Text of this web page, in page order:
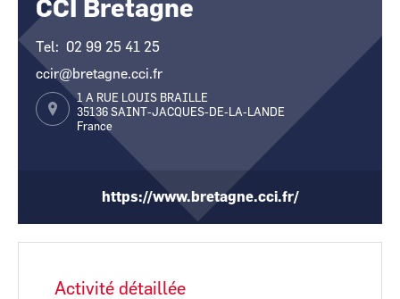
CCI BusinessCCI Business
CCI Bretagne
Tel
02 99 25 41 25
ccir@bretagne.cci.fr
1 A RUE LOUIS BRAILLE
35136 SAINT-JACQUES-DE-LA-LANDE
France
https://www.bretagne.cci.fr/
Activité détaillée